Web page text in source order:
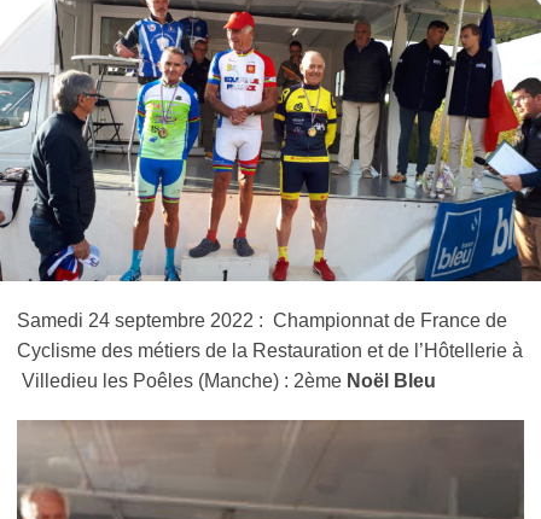
Samedi 24 septembre 2022 : Championnat de France de
Cyclisme des métiers de la Restauration et de l’Hôtellerie à
Villedieu les Poêles (Manche) : 2ème Noël Bleu